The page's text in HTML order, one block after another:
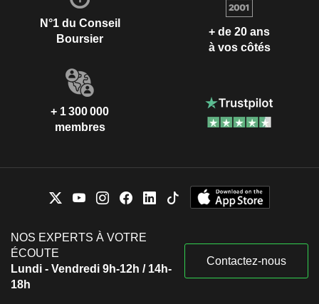
N°1 du Conseil
Boursier
+ de 20 ans
à vos côtés
+ 1 300 000
membres
NOS EXPERTS À VOTRE
ÉCOUTE
Lundi - Vendredi 9h-12h / 14h-
18h
Contactez-nous